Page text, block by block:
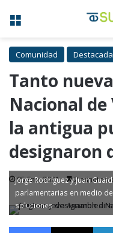
Menú
Comunidad
Tanto
Nacional de
la antigua
designaron
05 Ene, 2021 2 minutos
Jorge Rodríguez y Juan
parlamentarias en medio
soluciones
Facebook X